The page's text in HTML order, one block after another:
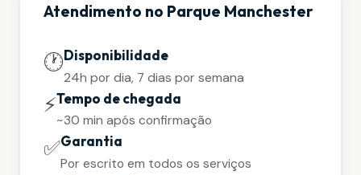
Atendimento no Parque Manchester
🕐Disponibilidade
24h por dia, 7 dias por semana
⚡Tempo de chegada
~30 min após confirmação
✅Garantia
Por escrito em todos os serviços